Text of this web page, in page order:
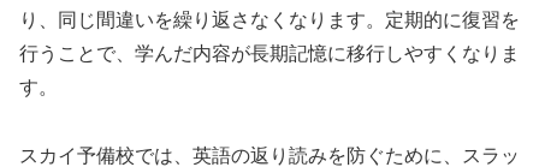
り、同じ間違いを繰り返さなくなります。定期的に復習を
行うことで、学んだ内容が長期記憶に移行しやすくなりま
す。
スカイ予備校では、英語の返り読みを防ぐために、スラッ